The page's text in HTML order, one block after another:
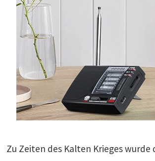
Zu Zeiten des Kalten Krieges wurde